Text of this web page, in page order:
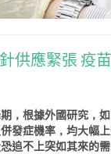
供應緊張 疫
，根據外國研究，
發症機率，均大幅
追不上突如其來的